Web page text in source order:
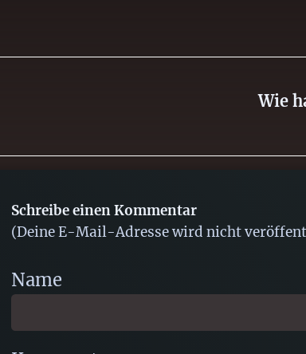
Wie
Schreibe einen Kommentar
(Deine E-Mail-Adresse wird nicht
Name